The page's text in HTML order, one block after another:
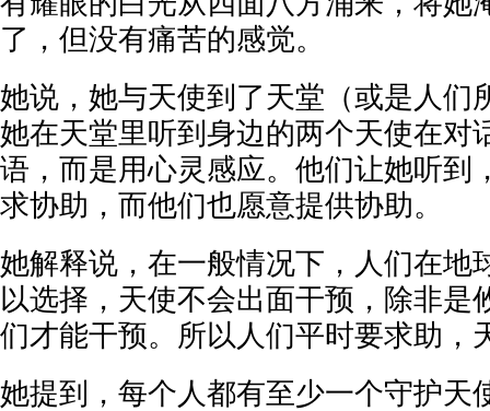
了，但没有痛苦的感觉。
她说，她与天使到了天堂（或是人们
她在天堂里听到身边的两个天使在对
语，而是用心灵感应。他们让她听到
求协助，而他们也愿意提供协助。
她解释说，在一般情况下，人们在地
以选择，天使不会出面干预，除非是
们才能干预。所以人们平时要求助，
她提到，每个人都有至少一个守护天